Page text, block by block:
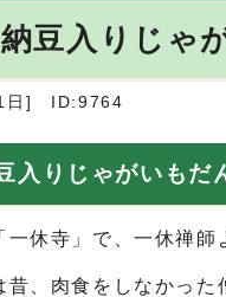
豆入りじゃ
日] ID:9764
入りじゃがいもだ
一休寺」で、一休禅
昔、肉食をしなかった